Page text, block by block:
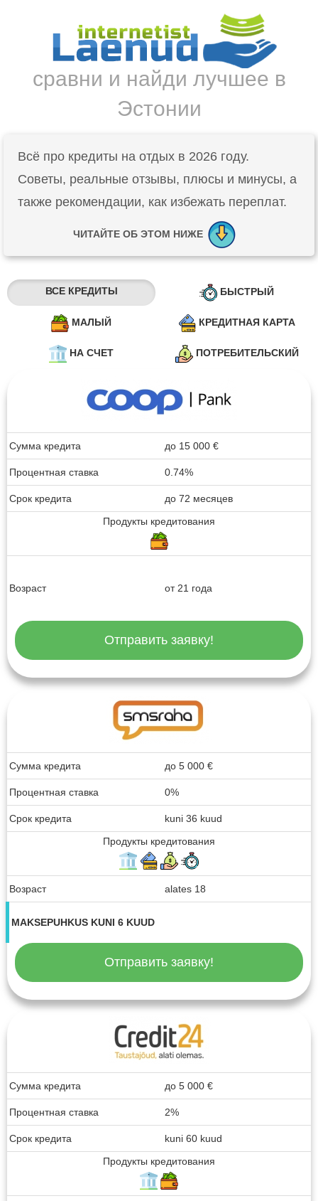
сравни и найди лучшее в
Эстонии
Всё про кредиты на отдых в 2026 году.
Советы, реальные отзывы, плюсы и минусы, а
также рекомендации, как избежать переплат.
ЧИТАЙТЕ ОБ ЭТОМ НИЖЕ
ВСЕ КРЕДИТЫ БЫСТРЫЙ
МАЛЫЙ КРЕДИТНАЯ КАРТА
НА СЧЕТ ПОТРЕБИТЕЛЬСКИЙ
Сумма кредита до 15 000 €
Процентная ставка 0.74%
Срок кредита
до 72 месяцев
Продукты кредитования
Возраст от 21 года
Отправить заявку!
Сумма кредита до 5 000 €
Процентная ставка 0%
Срок кредита
kuni 36 kuud
Продукты кредитования
Возраст alates 18
MAKSEPUHKUS KUNI 6 KUUD
Отправить заявку!
Сумма кредита до 5 000 €
Процентная ставка 2%
Срок кредита
kuni 60 kuud
Продукты кредитования